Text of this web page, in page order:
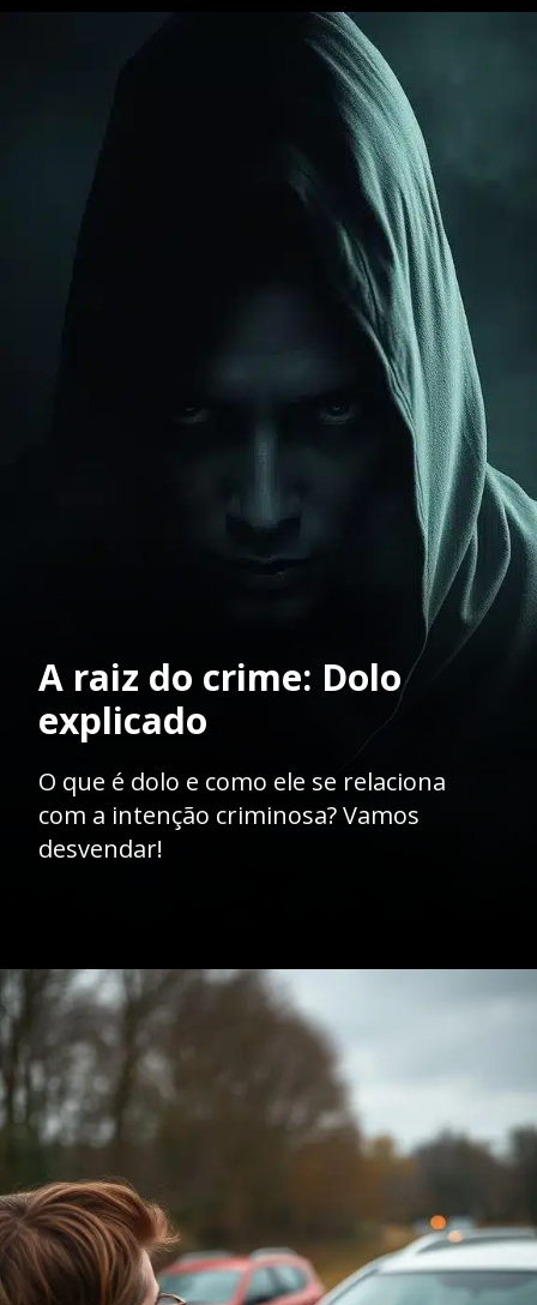
https://ademilsoncs.adv.br/
A raiz do crime: Dolo
explicado
O que é dolo e como ele se relaciona
com a intenção criminosa? Vamos
desvendar!
Openinghttps://ademilsoncs.adv.br/